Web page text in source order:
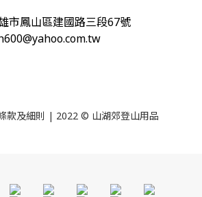
市鳳山區建國路三段67號
款及細則 | 2022 © 山湖郊登山用品